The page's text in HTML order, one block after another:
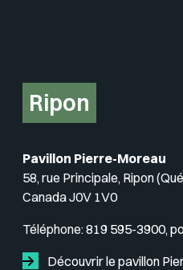
Ripon
Pavillon Pierre-Moreau
58, rue Principale, Ripon
Canada J0V 1V0
Téléphone:819 595-3900,
Découvrir le pavillon